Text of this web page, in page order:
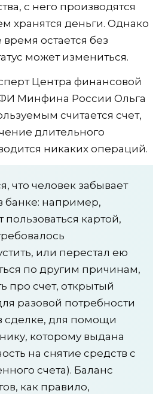
с него производятся
хранятся деньги. Однако
остается без
может измениться.
Центра финансовой
Минфина России Ольга
считается счет,
длительного
никаких операций.
что человек забывает
банке: например,
пользоваться картой,
или перестал ею
по другим причинам,
про счет, открытый
разовой потребности
сделке, для помощи
которому выдана
на снятие средств с
счета). Баланс
как правило,